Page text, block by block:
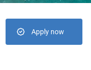
Apply now